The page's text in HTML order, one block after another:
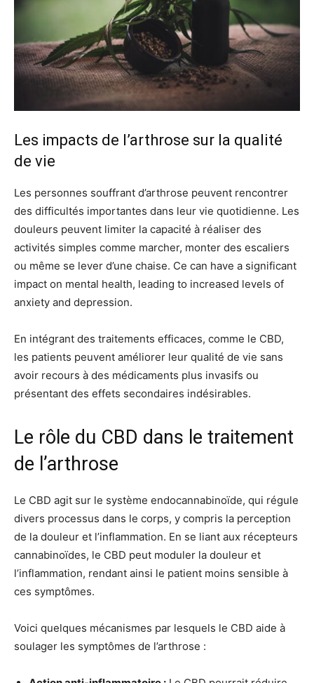
Les impacts de l’arthrose sur la qualité
de vie
Les personnes souffrant d’arthrose peuvent rencontrer
des difficultés importantes dans leur vie quotidienne. Les
douleurs peuvent limiter la capacité à réaliser des
activités simples comme marcher, monter des escaliers
ou même se lever d’une chaise. Ce can have a significant
impact on mental health, leading to increased levels of
anxiety and depression.
En intégrant des traitements efficaces, comme le CBD,
les patients peuvent améliorer leur qualité de vie sans
avoir recours à des médicaments plus invasifs ou
présentant des effets secondaires indésirables.
Le rôle du CBD dans le traitement
de l’arthrose
Le CBD agit sur le système endocannabinoïde, qui régule
divers processus dans le corps, y compris la perception
de la douleur et l’inflammation. En se liant aux récepteurs
cannabinoïdes, le CBD peut moduler la douleur et
l’inflammation, rendant ainsi le patient moins sensible à
ces symptômes.
Voici quelques mécanismes par lesquels le CBD aide à
soulager les symptômes de l’arthrose :